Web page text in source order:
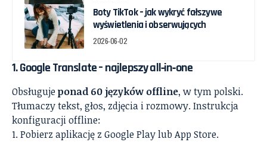
Boty TikTok – jak wykryć fałszywe
wyświetlenia i obserwujących
2026-06-02
1.Google Translate– najlepszy all‑in‑one
Obsługujeponad 60 języków offline, w tym polski.
Tłumaczy tekst, głos, zdjęcia i rozmowy. Instrukcja
konfiguracji offline:
Pobierz aplikację z Google Play lub App Store.